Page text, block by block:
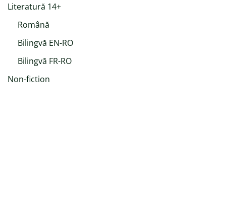
Literatură 14+
Română
Bilingvă EN-RO
Bilingvă FR-RO
Non-fiction